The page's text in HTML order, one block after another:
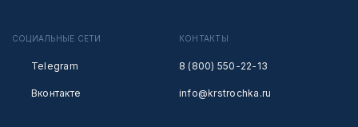
СОЦИАЛЬНЫЕ СЕТИ
Telegram
Вконтакте
КОНТАКТЫ
8 (800) 550-22-13
info@krstrochka.ru